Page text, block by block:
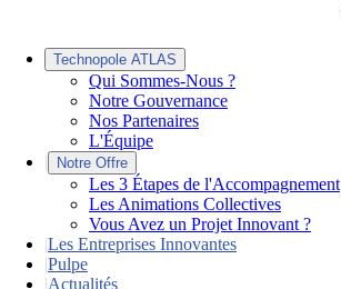
Technopole ATLAS
Qui Sommes-Nous ?
Notre Gouvernance
Nos Partenaires
L'Équipe
|
Notre Offre
Les 3 Étapes de l'Accompagnement
Les Animations Collectives
Vous Avez un Projet Innovant ?
|Les Entreprises Innovantes
|Pulpe
|Actualités